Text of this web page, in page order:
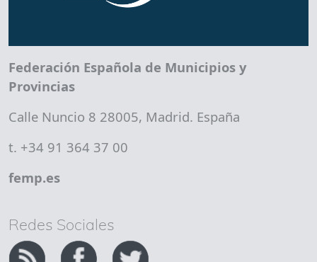
Federación Española de Municipios y
Provincias
Calle Nuncio 8 28005, Madrid. España
t. +34 91 364 37 00
femp.es
Redes Sociales